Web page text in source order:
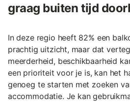
graag buiten tijd
In deze regio heeft 82% een
prachtig uitzicht, maar dat
meerderheid, beschikbaarheid
een prioriteit voor je is, kan het
genoeg te starten met zoeken
accommodatie. Je kan